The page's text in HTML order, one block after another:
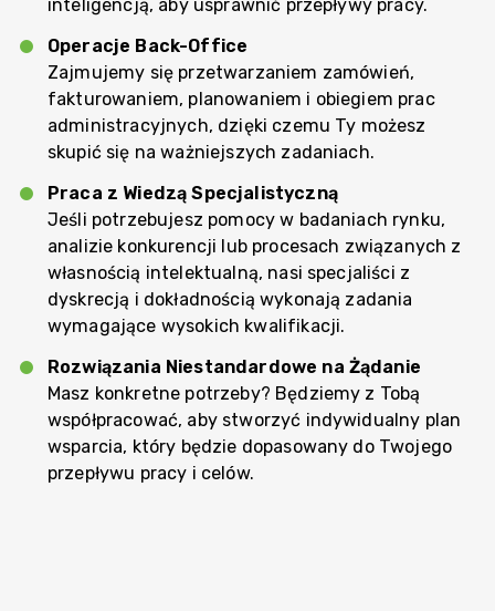
inteligencją, aby usprawnić przepływy pracy.
Operacje Back-Office
Zajmujemy się przetwarzaniem zamówień,
fakturowaniem, planowaniem i obiegiem prac
administracyjnych, dzięki czemu Ty możesz
skupić się na ważniejszych zadaniach.
Praca z Wiedzą Specjalistyczną
Jeśli potrzebujesz pomocy w badaniach rynku,
analizie konkurencji lub procesach związanych z
własnością intelektualną, nasi specjaliści z
dyskrecją i dokładnością wykonają zadania
wymagające wysokich kwalifikacji.
Rozwiązania Niestandardowe na Żądanie
Masz konkretne potrzeby? Będziemy z Tobą
współpracować, aby stworzyć indywidualny plan
wsparcia, który będzie dopasowany do Twojego
przepływu pracy i celów.